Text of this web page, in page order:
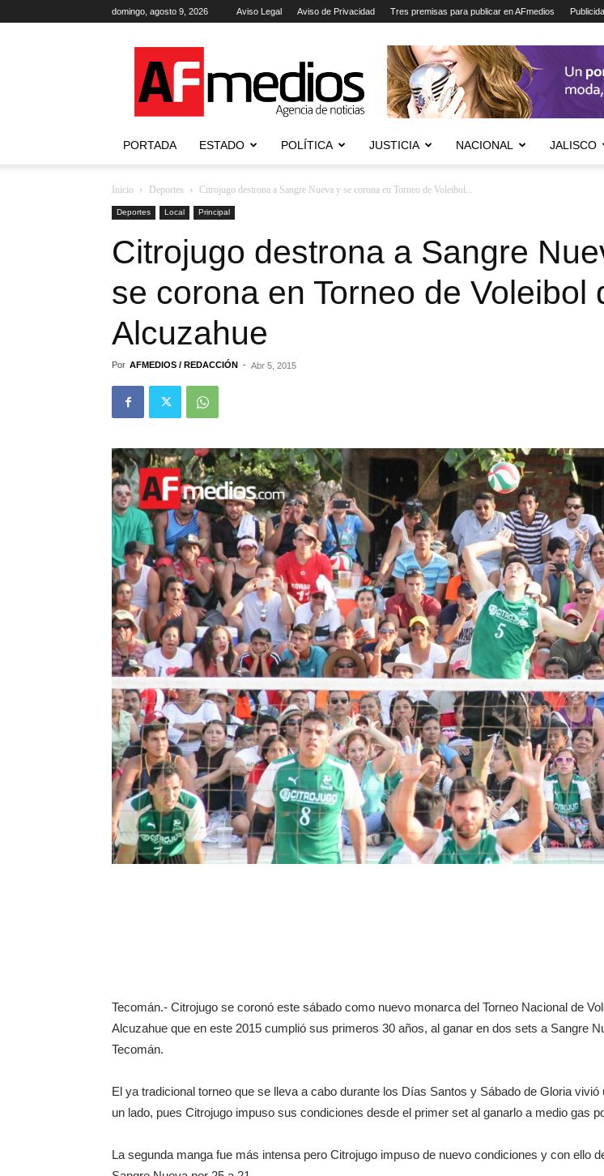
domingo, agosto 9, 2026 Aviso Legal Aviso de Privacidad Tres premisas para publicar en AFmedios
Agencia
de
Noticias
PORTADA ESTADO POLÍTICA JUSTICIA NACIONAL JALISCO
Inicio Deportes Citrojugo destrona a Sangre Nueva y se corona en Torneo de Voleibol...
Deportes Local Principal
Citrojugo destrona a Sangre
se corona en Torneo de Voleibol
Alcuzahue
Por AFMEDIOS / REDACCIÓN - Abr 5, 2015
Tecomán.- Citrojugo se coronó este sábado como nuevo monarca del Torneo Nacional de
Alcuzahue que en este 2015 cumplió sus primeros 30 años, al ganar en dos sets a Sangre
Tecomán.
El ya tradicional torneo que se lleva a cabo durante los Días Santos y Sábado de Gloria vivió
un lado, pues Citrojugo impuso sus condiciones desde el primer set al ganarlo a medio gas
La segunda manga fue más intensa pero Citrojugo impuso de nuevo condiciones y con ello